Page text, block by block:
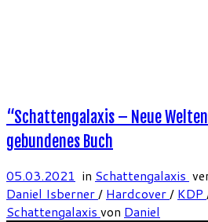
“Schattengalaxis – Neue
gebundenes Buch
05.03.2021 in Schattengalaxis
Daniel Isberner/ Hardcover/ KDP
Schattengalaxis von Daniel